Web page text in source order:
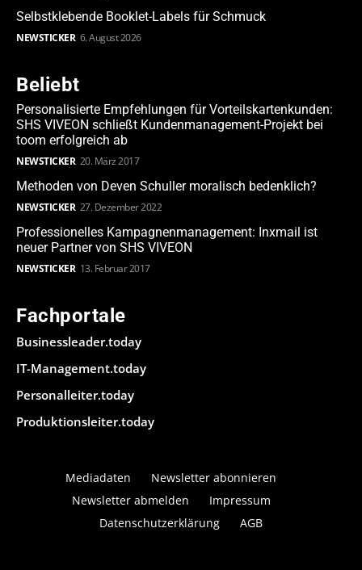
Selbstklebende Booklet-Labels für Schmuck
NEWSTICKER 6. August 2026
Beliebt
Personalisierte Empfehlungen für Vorteilskartenkunden:
SHS VIVEON schließt Kundenmanagement-Projekt bei
toom erfolgreich ab
NEWSTICKER 20. März 2017
Methoden von Deven Schuller moralisch bedenklich?
NEWSTICKER 27. Dezember 2022
Professionelles Kampagnenmanagement: Inxmail ist
neuer Partner von SHS VIVEON
NEWSTICKER 13. Februar 2017
Fachportale
Businessleader.today
IT-Management.today
Personalleiter.today
Produktionsleiter.today
Mediadaten
Newsletter abonnieren
Newsletter abmelden
Impressum
Datenschutzerklärung
AGB